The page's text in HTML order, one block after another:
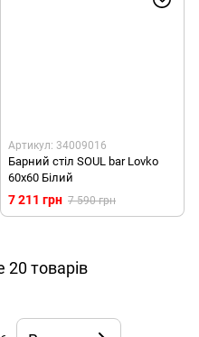
Артикул: 34009016
Барний стіл SOUL bar Lovko
60x60 Білий
7 211 грн 7 590 грн
товарів